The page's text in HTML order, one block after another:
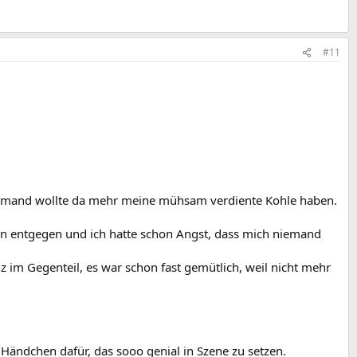
#11
wollte da mehr meine mühsam verdiente Kohle haben.
entgegen und ich hatte schon Angst, dass mich niemand
im Gegenteil, es war schon fast gemütlich, weil nicht mehr
dafür, das sooo genial in Szene zu setzen.